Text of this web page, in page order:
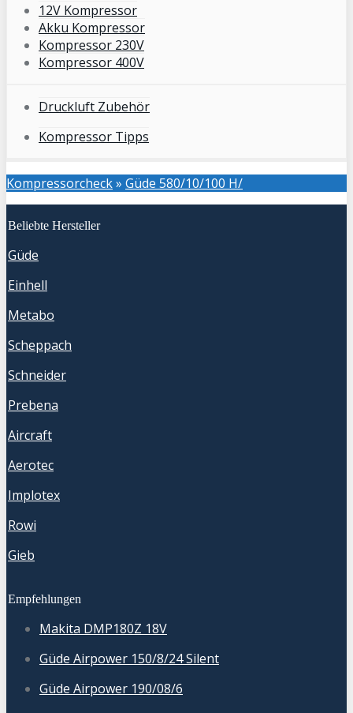
12V Kompressor
Akku Kompressor
Kompressor 230V
Kompressor 400V
Druckluft Zubehör
Kompressor Tipps
Kompressorcheck» Güde 580/10/100 H/
Beliebte Hersteller
Güde
Einhell
Metabo
Scheppach
Schneider
Prebena
Aircraft
Aerotec
Implotex
Rowi
Gieb
Empfehlungen
Makita DMP180Z 18V
Güde Airpower 150/8/24 Silent
Güde Airpower 190/08/6